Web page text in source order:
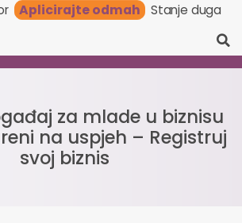
Aplicirajte odmah Stanje duga
za mlade u biznisu
na uspjeh – Registruj
svoj biznis